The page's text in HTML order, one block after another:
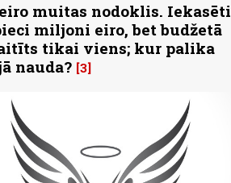
muitas nodoklis. Iekasēti
miljoni eiro, bet budžetā
tikai viens; kur palika
nauda? 3